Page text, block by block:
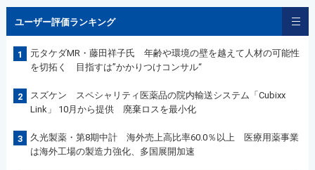
ユーザー評価ランキング
1
元タケダMR・藤田祥子氏 年齢や環境の壁を越えて人材の可能性
を切拓く 目指すは”かかりつけコンサル“
2
スズケン スペシャリティ医薬品の院内輸送システム「Cubixx
Link」 10月から提供 廃棄ロスを最小化
3
久光製薬・第8期中計 海外売上高比率60.0％以上 医療用薬事業
は海外工場の製造力強化、多国展開加速